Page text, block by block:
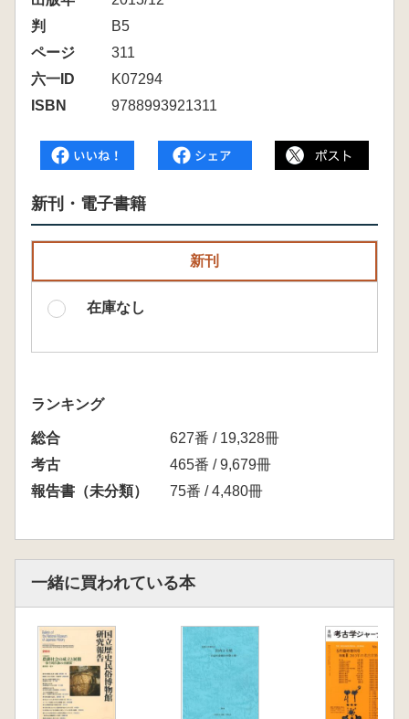
判
B5
ページ
311
六一ID
K07294
ISBN
9788993921311
新刊・電子書籍
新刊
在庫なし
ランキング
総合
627番 / 19,328冊
考古
465番 / 9,679冊
報告書（未分類）
75番 / 4,480冊
一緒に買われている本